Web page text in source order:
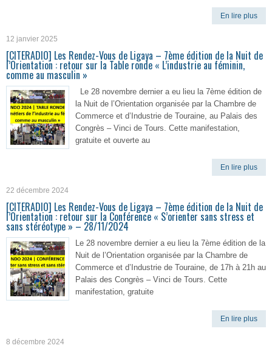
En lire plus
12 janvier 2025
[CITERADIO] Les Rendez-Vous de Ligaya – 7ème édition de la Nuit de
l’Orientation : retour sur la Table ronde « L’industrie au féminin,
comme au masculin »
Le 28 novembre dernier a eu lieu la 7ème édition de
la Nuit de l’Orientation organisée par la Chambre de
Commerce et d’Industrie de Touraine, au Palais des
Congrès – Vinci de Tours. Cette manifestation,
gratuite et ouverte au
En lire plus
22 décembre 2024
[CITERADIO] Les Rendez-Vous de Ligaya – 7ème édition de la Nuit de
l’Orientation : retour sur la Conférence « S’orienter sans stress et
sans stéréotype » – 28/11/2024
Le 28 novembre dernier a eu lieu la 7ème édition de la
Nuit de l’Orientation organisée par la Chambre de
Commerce et d’Industrie de Touraine, de 17h à 21h au
Palais des Congrès – Vinci de Tours. Cette
manifestation, gratuite
En lire plus
8 décembre 2024